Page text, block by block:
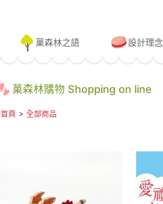
菓森林之語 設計理念
菓森林購物 Shopping on line
首頁 > 全部商品